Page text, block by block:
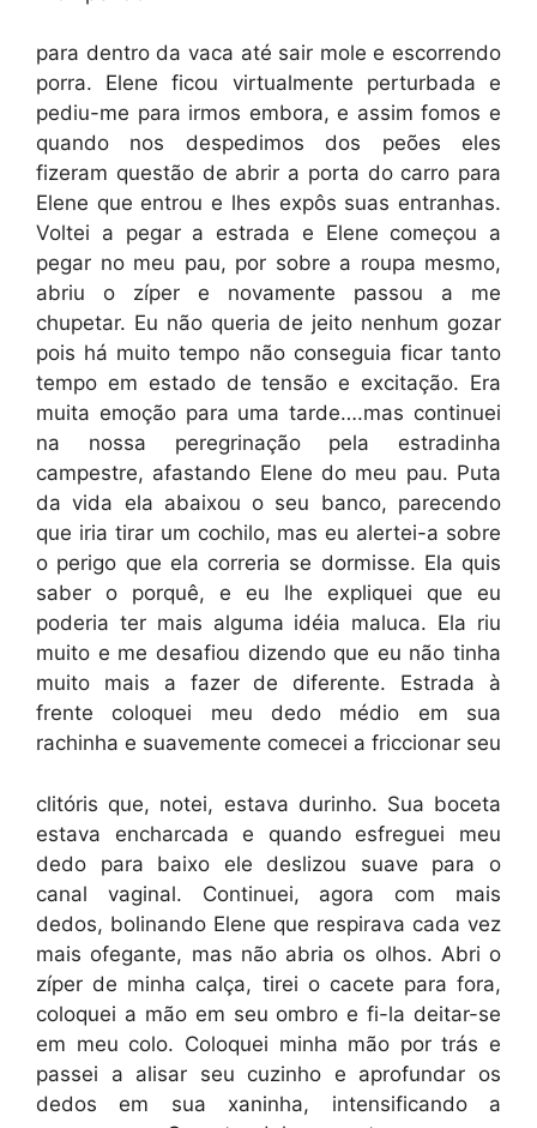
para dentro da vaca até sair mole e escorrendo
porra. Elene ficou virtualmente perturbada e
pediu-me para irmos embora, e assim fomos e
quando nos despedimos dos peões eles
fizeram questão de abrir a porta do carro para
Elene que entrou e lhes expôs suas entranhas.
Voltei a pegar a estrada e Elene começou a
pegar no meu pau, por sobre a roupa mesmo,
abriu o zíper e novamente passou a me
chupetar. Eu não queria de jeito nenhum gozar
pois há muito tempo não conseguia ficar tanto
tempo em estado de tensão e excitação. Era
muita emoção para uma tarde….mas continuei
na nossa peregrinação pela estradinha
campestre, afastando Elene do meu pau. Puta
da vida ela abaixou o seu banco, parecendo
que iria tirar um cochilo, mas eu alertei-a sobre
o perigo que ela correria se dormisse. Ela quis
saber o porquê, e eu lhe expliquei que eu
poderia ter mais alguma idéia maluca. Ela riu
muito e me desafiou dizendo que eu não tinha
muito mais a fazer de diferente. Estrada à
frente coloquei meu dedo médio em sua
rachinha e suavemente comecei a friccionar seu
clitóris que, notei, estava durinho. Sua boceta
estava encharcada e quando esfreguei meu
dedo para baixo ele deslizou suave para o
canal vaginal. Continuei, agora com mais
dedos, bolinando Elene que respirava cada vez
mais ofegante, mas não abria os olhos. Abri o
zíper de minha calça, tirei o cacete para fora,
coloquei a mão em seu ombro e fi-la deitar-se
em meu colo. Coloquei minha mão por trás e
passei a alisar seu cuzinho e aprofundar os
dedos em sua xaninha, intensificando a